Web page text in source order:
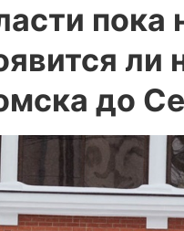
пока
ли
до